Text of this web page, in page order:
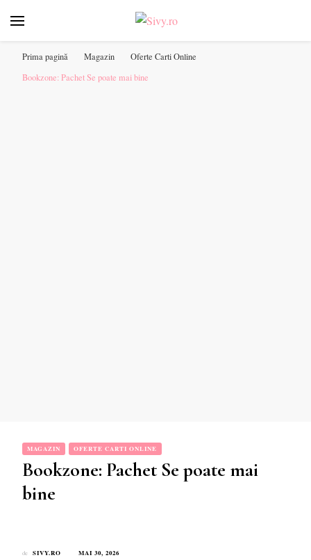
online pentru tine. ❤️
Prima pagină Magazin
Oferte Carti Online
Bookzone: Pachet Se poate mai bine
MAGAZIN OFERTE CARTI ONLINE
Bookzone: Pachet Se poate mai
bine
de SIVY.RO MAI 30, 2026